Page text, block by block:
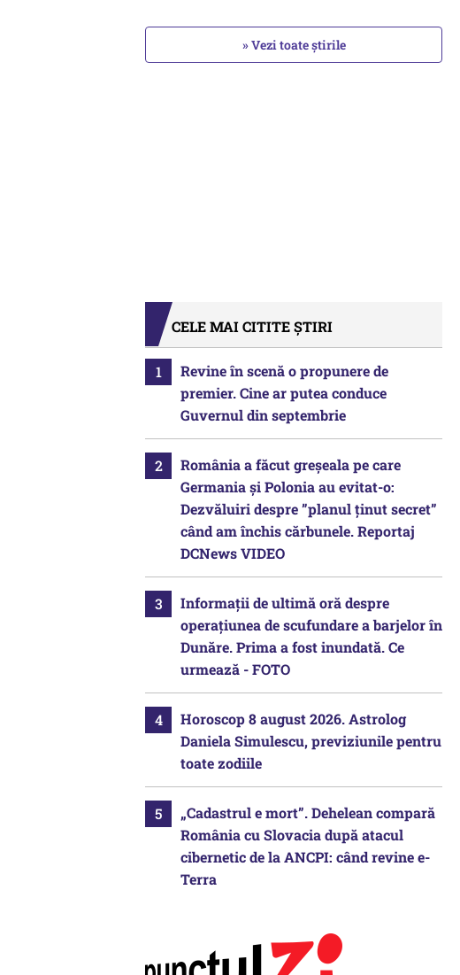
» Vezi toate știrile
CELE MAI CITITE ȘTIRI
Revine în scenă o propunere de
premier. Cine ar putea conduce
Guvernul din septembrie
România a făcut greșeala pe care
Germania și Polonia au evitat-o:
Dezvăluiri despre ”planul ținut secret”
când am închis cărbunele. Reportaj
DCNews VIDEO
Informații de ultimă oră despre
operațiunea de scufundare a barjelor în
Dunăre. Prima a fost inundată. Ce
urmează - FOTO
Horoscop 8 august 2026. Astrolog
Daniela Simulescu, previziunile pentru
toate zodiile
„Cadastrul e mort”. Dehelean compară
România cu Slovacia după atacul
cibernetic de la ANCPI: când revine e-
Terra